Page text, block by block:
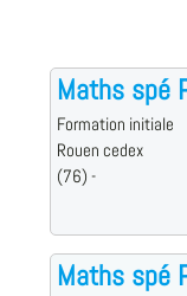
Maths spé
Formation initiale
Rouen cedex
(76) -
Maths spé